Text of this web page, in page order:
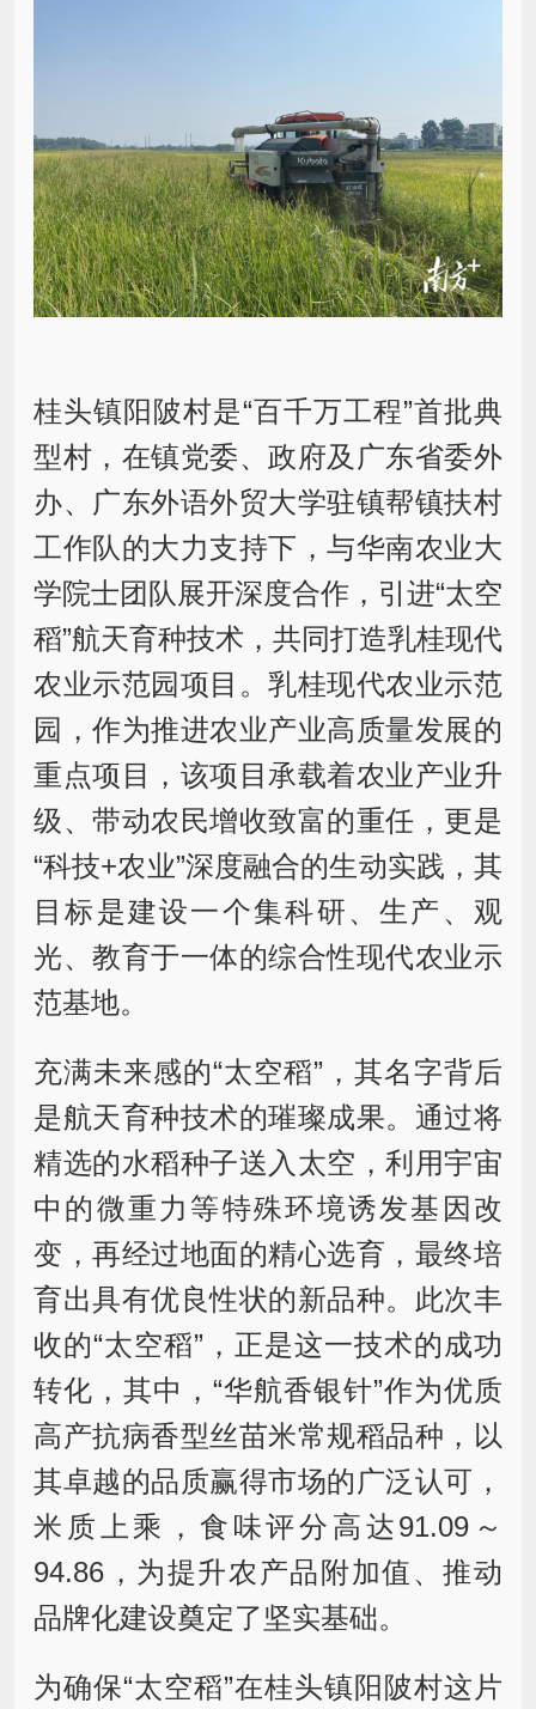
桂头镇阳陂村是“百千万工程”首批典
型村，在镇党委、政府及广东省委外
办、广东外语外贸大学驻镇帮镇扶村
工作队的大力支持下，与华南农业大
学院士团队展开深度合作，引进“太空
稻”航天育种技术，共同打造乳桂现代
农业示范园项目。乳桂现代农业示范
园，作为推进农业产业高质量发展的
重点项目，该项目承载着农业产业升
级、带动农民增收致富的重任，更是
“科技+农业”深度融合的生动实践，其
目标是建设一个集科研、生产、观
光、教育于一体的综合性现代农业示
范基地。
充满未来感的“太空稻”，其名字背后
是航天育种技术的璀璨成果。通过将
精选的水稻种子送入太空，利用宇宙
中的微重力等特殊环境诱发基因改
变，再经过地面的精心选育，最终培
育出具有优良性状的新品种。此次丰
收的“太空稻”，正是这一技术的成功
转化，其中，“华航香银针”作为优质
高产抗病香型丝苗米常规稻品种，以
其卓越的品质赢得市场的广泛认可，
米质上乘，食味评分高达91.09～
94.86，为提升农产品附加值、推动
品牌化建设奠定了坚实基础。
为确保“太空稻”在桂头镇阳陂村这片